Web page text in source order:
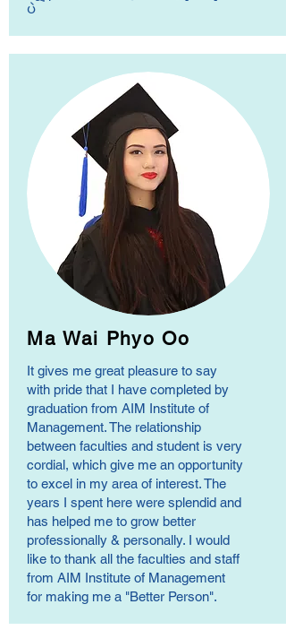
ပဲ
Ma Wai Phyo Oo
It gives me great pleasure to say
with pride that I have completed by
graduation from AIM Institute of
Management. The relationship
between faculties and student is very
cordial, which give me an opportunity
to excel in my area of interest. The
years I spent here were splendid and
has helped me to grow better
professionally & personally. I would
like to thank all the faculties and staff
from AIM Institute of Management
for making me a "Better Person".